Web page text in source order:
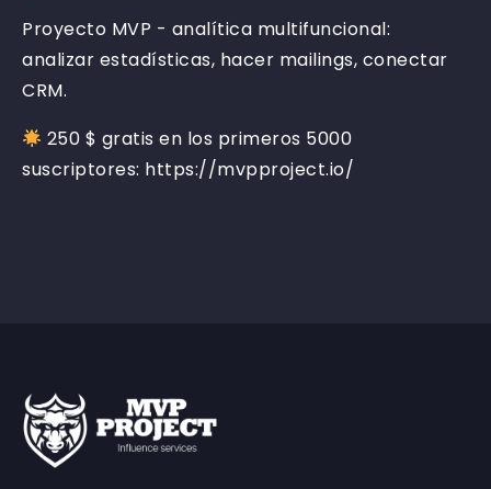
Proyecto MVP - analítica multifuncional:
analizar estadísticas, hacer mailings, conectar
CRM.
250 $ gratis en los primeros 5000
suscriptores: https://mvpproject.io/